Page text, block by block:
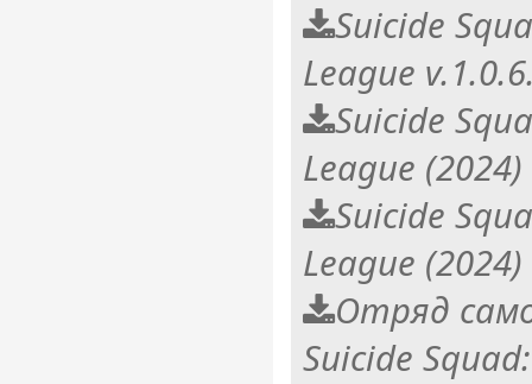
Suicide
League
Suicide
League
Suicide
League
Отряд
Suicide